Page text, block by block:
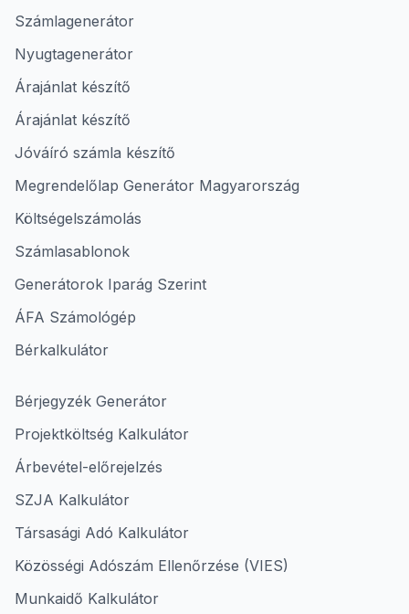
Számlagenerátor
Nyugtagenerátor
Árajánlat készítő
Árajánlat készítő
Jóváíró számla készítő
Megrendelőlap Generátor Magyarország
Költségelszámolás
Számlasablonok
Generátorok Iparág Szerint
ÁFA Számológép
Bérkalkulátor
Bérjegyzék Generátor
Projektköltség Kalkulátor
Árbevétel-előrejelzés
SZJA Kalkulátor
Társasági Adó Kalkulátor
Közösségi Adószám Ellenőrzése (VIES)
Munkaidő Kalkulátor